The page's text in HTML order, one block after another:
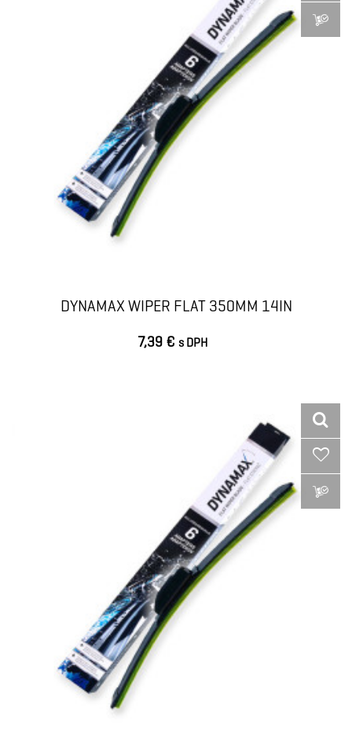
DYNAMAX WIPER FLAT 350MM 14IN
7,39 € s DPH